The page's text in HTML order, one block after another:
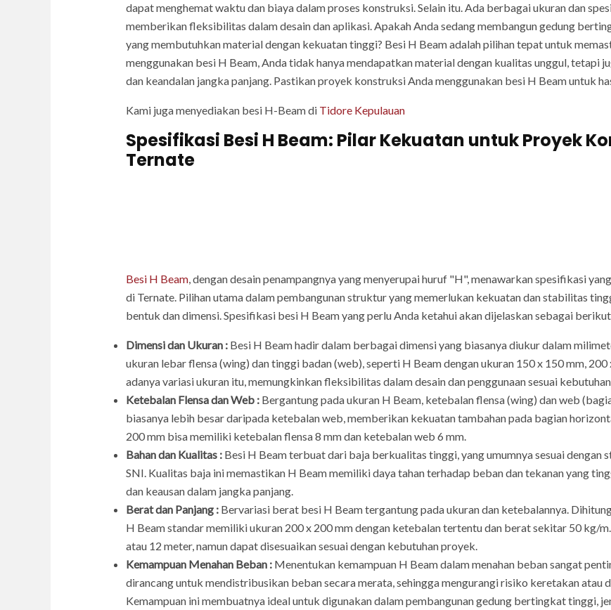
dapat menghemat waktu dan biaya dalam proses konstruksi. Selain itu. Ada berbagai ukuran dan
memberikan fleksibilitas dalam desain dan aplikasi. Apakah Anda sedang membangun gedung
yang membutuhkan material dengan kekuatan tinggi? Besi H Beam adalah pilihan tepat untuk
menggunakan besi H Beam, Anda tidak hanya mendapatkan material dengan kualitas unggul, tetapi
dan keandalan jangka panjang. Pastikan proyek konstruksi Anda menggunakan besi H Beam untuk
Kami juga menyediakan besi H-Beam di Tidore Kepulauan
Spesifikasi Besi H Beam: Pilar Kekuatan untuk Proyek
Ternate
Besi H Beam, dengan desain penampangnya yang menyerupai huruf "H", menawarkan spesifikasi
di Ternate. Pilihan utama dalam pembangunan struktur yang memerlukan kekuatan dan stabilitas
bentuk dan dimensi. Spesifikasi besi H Beam yang perlu Anda ketahui akan dijelaskan sebagai
Dimensi dan Ukuran :Besi H Beam hadir dalam berbagai dimensi yang biasanya diukur dalam
ukuran lebar flensa (wing) dan tinggi badan (web), seperti H Beam dengan ukuran 150 x 150 mm,
adanya variasi ukuran itu, memungkinkan fleksibilitas dalam desain dan penggunaan sesuai
Ketebalan Flensa dan Web :Bergantung pada ukuran H Beam, ketebalan flensa (wing) dan web
biasanya lebih besar daripada ketebalan web, memberikan kekuatan tambahan pada bagian
200 mm bisa memiliki ketebalan flensa 8 mm dan ketebalan web 6 mm.
Bahan dan Kualitas :Besi H Beam terbuat dari baja berkualitas tinggi, yang umumnya sesuai dengan
SNI. Kualitas baja ini memastikan H Beam memiliki daya tahan terhadap beban dan tekanan yang
dan keausan dalam jangka panjang.
Berat dan Panjang :Bervariasi berat besi H Beam tergantung pada ukuran dan ketebalannya.
H Beam standar memiliki ukuran 200 x 200 mm dengan ketebalan tertentu dan berat sekitar 50 kg/
atau 12 meter, namun dapat disesuaikan sesuai dengan kebutuhan proyek.
Kemampuan Menahan Beban :Menentukan kemampuan H Beam dalam menahan beban sangat
dirancang untuk mendistribusikan beban secara merata, sehingga mengurangi risiko keretakan atau
Kemampuan ini membuatnya ideal untuk digunakan dalam pembangunan gedung bertingkat tinggi,